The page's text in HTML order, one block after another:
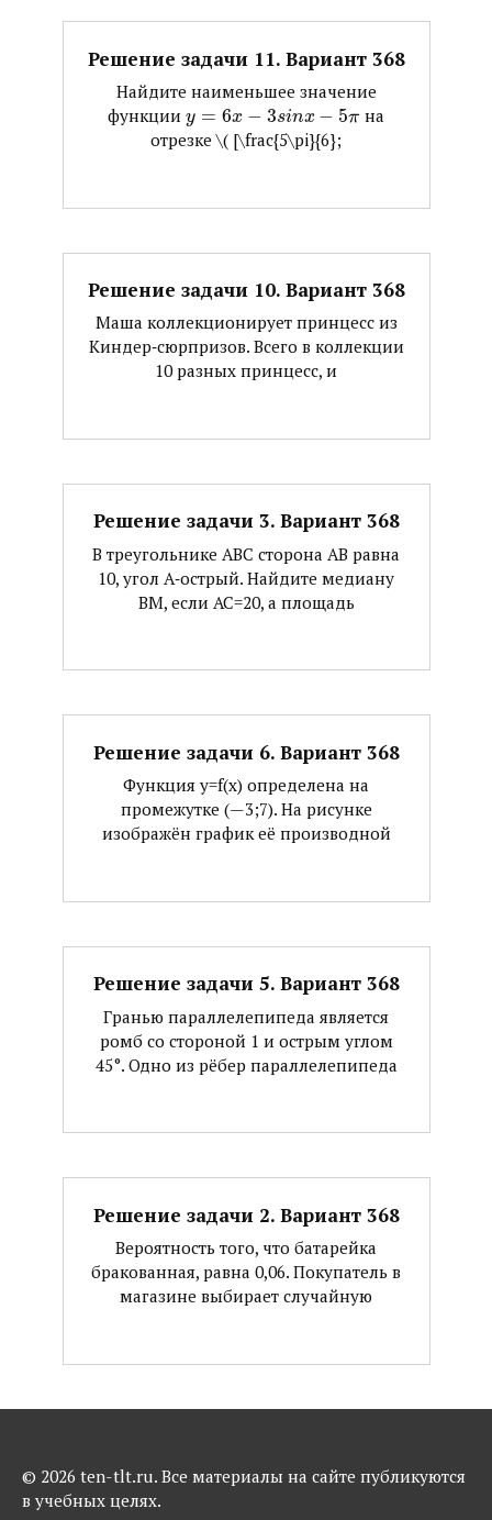
Решение задачи 11. Вариант 368
Найдите наименьшее значение
функции ​ y = 6x − 3sinx − 5π ​ на
отрезке ​\( [\frac{5\pi}{6};
Решение задачи 10. Вариант 368
Маша коллекционирует принцесс из
Киндер‐сюрпризов. Всего в коллекции
10 разных принцесс, и
Решение задачи 3. Вариант 368
В треугольнике АВС сторона АВ равна
10, угол А‐острый. Найдите медиану
ВМ, если АС=20, а площадь
Решение задачи 6. Вариант 368
Функция y=f(x) определена на
промежутке (—3;7). На рисунке
изображён график её производной
Решение задачи 5. Вариант 368
Гранью параллелепипеда является
ромб со стороной 1 и острым углом
45°. Одно из рёбер параллелепипеда
Решение задачи 2. Вариант 368
Вероятность того, что батарейка
бракованная, равна 0,06. Покупатель в
магазине выбирает случайную
© 2026 ten-tlt.ru. Все материалы на сайте публикуются
в учебных целях.